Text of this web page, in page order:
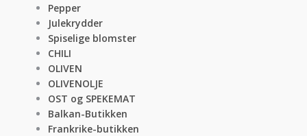
Pepper
Julekrydder
Spiselige blomster
CHILI
OLIVEN
OLIVENOLJE
OST og SPEKEMAT
Balkan-Butikken
Frankrike-butikken